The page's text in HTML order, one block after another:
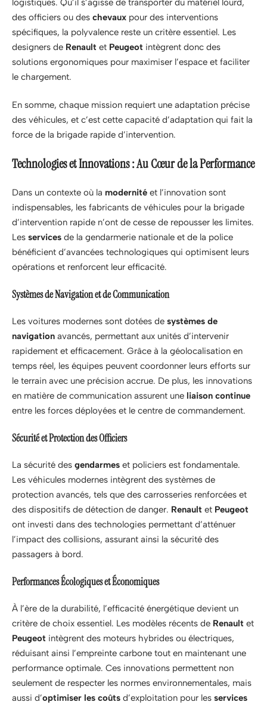
des officiers ou des chevaux pour des interventions
spécifiques, la polyvalence reste un critère essentiel. Les
designers de Renault et Peugeot intègrent donc des
solutions ergonomiques pour maximiser l’espace et faciliter
le chargement.
En somme, chaque mission requiert une adaptation précise
des véhicules, et c’est cette capacité d’adaptation qui fait la
force de la brigade rapide d’intervention.
Technologies et Innovations : Au Cœur de la Performance
Dans un contexte où la modernité et l’innovation sont
indispensables, les fabricants de véhicules pour la brigade
d’intervention rapide n’ont de cesse de repousser les limites.
Les services de la gendarmerie nationale et de la police
bénéficient d’avancées technologiques qui optimisent leurs
opérations et renforcent leur efficacité.
Systèmes de Navigation et de Communication
Les voitures modernes sont dotées de systèmes de
navigation avancés, permettant aux unités d’intervenir
rapidement et efficacement. Grâce à la géolocalisation en
temps réel, les équipes peuvent coordonner leurs efforts sur
le terrain avec une précision accrue. De plus, les innovations
en matière de communication assurent une liaison continue
entre les forces déployées et le centre de commandement.
Sécurité et Protection des Officiers
La sécurité des gendarmes et policiers est fondamentale.
Les véhicules modernes intègrent des systèmes de
protection avancés, tels que des carrosseries renforcées et
des dispositifs de détection de danger. Renault et Peugeot
ont investi dans des technologies permettant d’atténuer
l’impact des collisions, assurant ainsi la sécurité des
passagers à bord.
Performances Écologiques et Économiques
À l’ère de la durabilité, l’efficacité énergétique devient un
critère de choix essentiel. Les modèles récents de Renault et
Peugeot intègrent des moteurs hybrides ou électriques,
réduisant ainsi l’empreinte carbone tout en maintenant une
performance optimale. Ces innovations permettent non
seulement de respecter les normes environnementales, mais
aussi d’optimiser les coûts d’exploitation pour les services